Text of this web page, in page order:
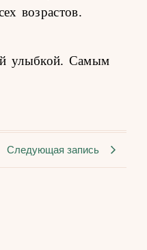
возрастов.
улыбкой. Самым
Следующая запись